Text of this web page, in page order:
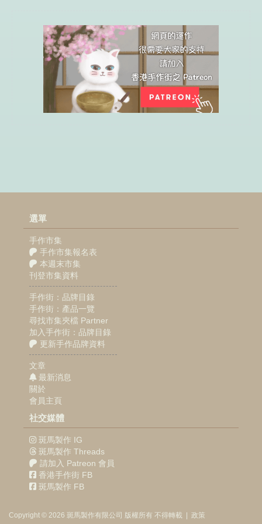
選單
手作市集
手作市集報名表
本週末市集
刊登市集資料
手作街：品牌目錄
手作街：產品一覽
尋找市集夾檔 Partner
加入手作街：品牌目錄
更新手作品牌資料
文章
最新消息
關於
會員主頁
社交媒體
斑馬製作 IG
斑馬製作 Threads
請加入 Patreon 會員
香港手作街 FB
斑馬製作 FB
Copyright © 2026 斑馬製作有限公司 版權所有 不得轉載 政策